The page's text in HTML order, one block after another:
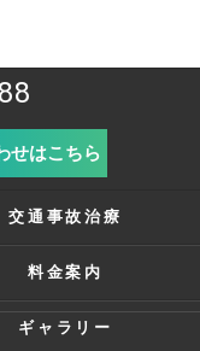
せはこちら
交通事故治療
料金案内
ギャラリー